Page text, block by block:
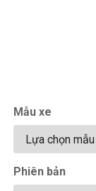
Mẫu xe
Phiên bản